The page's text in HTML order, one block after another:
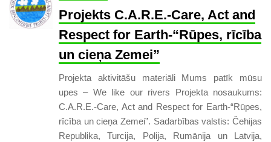
Projekts C.A.R.E.-Care, Act and
Respect for Earth-“Rūpes, rīcība
un cieņa Zemei”
Projekta aktivitāšu materiāli Mums patīk mūsu
upes – We like our rivers Projekta nosaukums:
C.A.R.E.-Care, Act and Respect for Earth-“Rūpes,
rīcība un cieņa Zemei”. Sadarbības valstis: Čehijas
Republika, Turcija, Polija, Rumānija un Latvija,